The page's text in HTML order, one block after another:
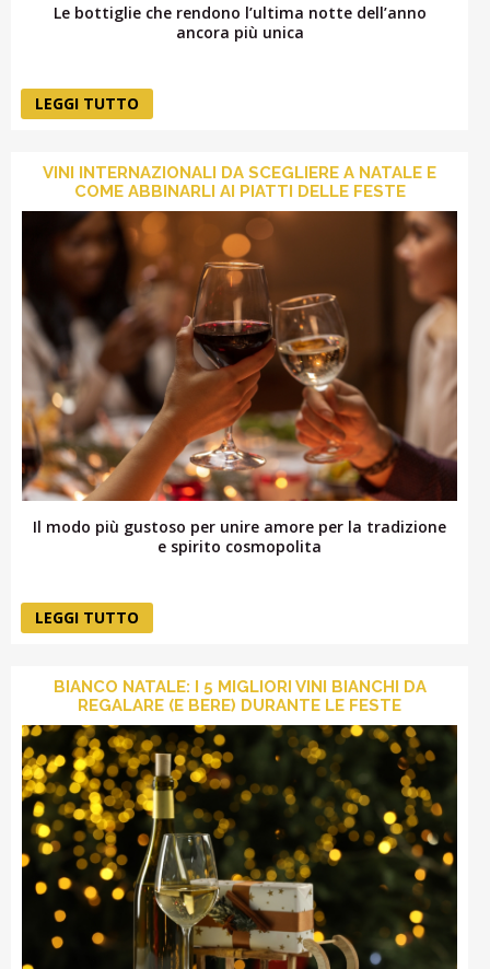
Le bottiglie che rendono l’ultima notte dell’anno
ancora più unica
LEGGI TUTTO
VINI INTERNAZIONALI DA SCEGLIERE A NATALE E
COME ABBINARLI AI PIATTI DELLE FESTE
Il modo più gustoso per unire amore per la tradizione
e spirito cosmopolita
LEGGI TUTTO
BIANCO NATALE: I 5 MIGLIORI VINI BIANCHI DA
REGALARE (E BERE) DURANTE LE FESTE